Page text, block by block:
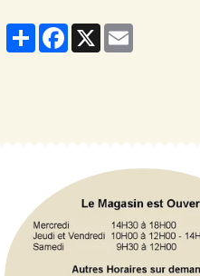
PartagerFacebook
X